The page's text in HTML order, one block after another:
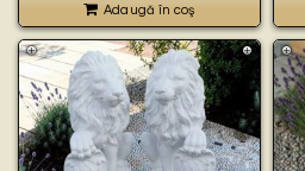
Adaugă în coş